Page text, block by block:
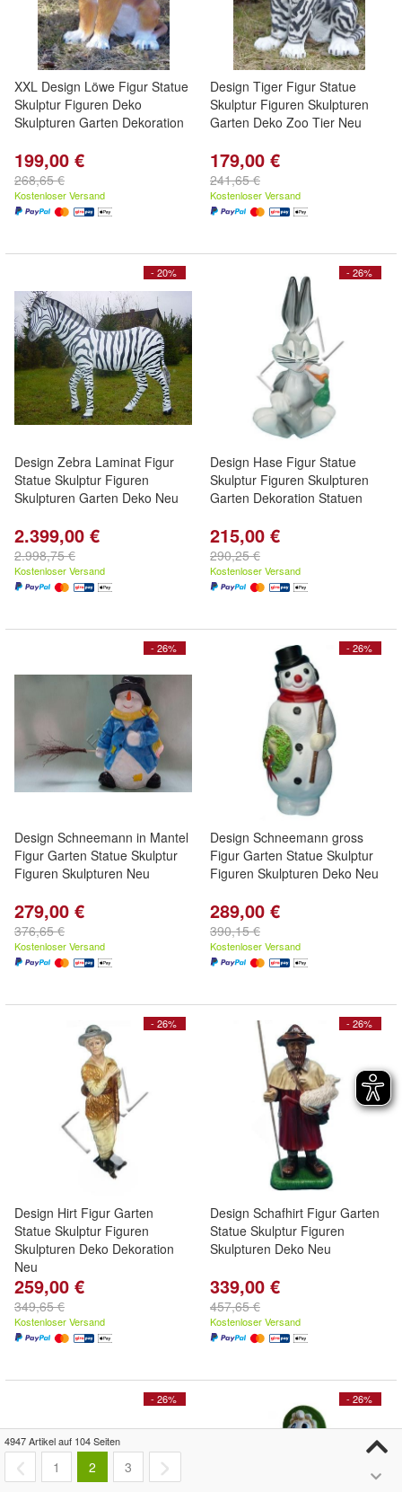
XXL Design Löwe Figur Statue
Skulptur Figuren Deko
Skulpturen Garten Dekoration
199,00 €
268,65 €
Kostenloser Versand
Design Tiger Figur Statue
Skulptur Figuren Skulpturen
Garten Deko Zoo Tier Neu
179,00 €
241,65 €
Kostenloser Versand
- 20%
Design Zebra Laminat Figur
Statue Skulptur Figuren
Skulpturen Garten Deko Neu
2.399,00 €
2.998,75 €
Kostenloser Versand
- 26%
Design Hase Figur Statue
Skulptur Figuren Skulpturen
Garten Dekoration Statuen
215,00 €
290,25 €
Kostenloser Versand
- 26%
Design Schneemann in Mantel
Figur Garten Statue Skulptur
Figuren Skulpturen Neu
279,00 €
376,65 €
Kostenloser Versand
- 26%
Design Schneemann gross
Figur Garten Statue Skulptur
Figuren Skulpturen Deko Neu
289,00 €
390,15 €
Kostenloser Versand
- 26%
Design Hirt Figur Garten
Statue Skulptur Figuren
Skulpturen Deko Dekoration
Neu
259,00 €
349,65 €
Kostenloser Versand
- 26%
Design Schafhirt Figur Garten
Statue Skulptur Figuren
Skulpturen Deko Neu
339,00 €
457,65 €
Kostenloser Versand
- 26% - 26%
4947 Artikel auf 104 Seiten
1 2 3